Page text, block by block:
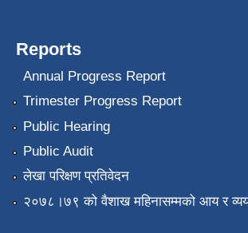
Reports
Annual Progress Report
Trimester Progress Report
Public Hearing
Public Audit
लेखा परिक्षण प्रतिवेदन
२०७८।७९ को वैशाख महिनासम्मको आय र व्यय